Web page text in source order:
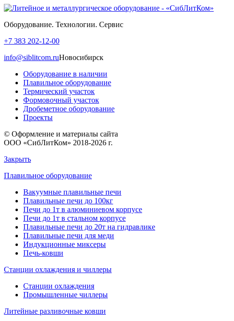
Оборудование. Технологии. Сервис
+7 383 202-12-00
info@siblitcom.ruНовосибирск
Оборудование в наличии
Плавильное оборудование
Термический участок
Формовочный участок
Дробеметное оборудование
Проекты
© Оформление и материалы сайта
ООО «СибЛитКом» 2018-2026 г.
Закрыть
Плавильное оборудование
Вакуумные плавильные печи
Плавильные печи до 100кг
Печи до 1т в алюминиевом корпусе
Печи до 1т в стальном корпусе
Плавильные печи до 20т на гидравлике
Плавильные печи для меди
Индукционные миксеры
Печь-ковши
Станции охлаждения и чиллеры
Станции охлаждения
Промышленные чиллеры
Литейные разливочные ковши